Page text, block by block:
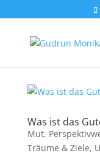
Was ist das
Mut,
Träume & Ziele,